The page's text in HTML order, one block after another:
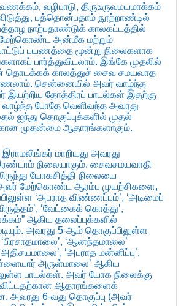
வழிபாடு, திருஉருவமயமாக்கம்
பத்தொன்பதாம் நூற்றாண்டில்
நாற்பதாண்டுக் காலகட்டத்தில்
மேற்கொண்ட அன்மீக மற்றும்
பயணத்தை மூன்று நிலைகளாக
பார்த்துவிடலாம். இங்கே முதலில்
தொடக்கக் காலத்துச் சைவ சமயவாத
சென்னையில் அவர் வாழ்ந்த
இயற்றிய தோத்திரப் பாடல்கள் இதற்கு
போதே வெளிவந்த அவரது
ஐந்து தொகுப்புக்களில் முதல்
முதன்மை ஆதாரங்களாகும்.
மாறியது அவரது
நிலையாகும். சைவசமயவாதி
யோகசித்தி நிலையை
மேற்கொண்ட ஆரம்ப முயற்சிகளை,
‘அபராத விண்ணப்பம்’, ‘அடிமைப்
‘வேட்கைக் கொத்து’,
ஆகிய தலைப்புக்களில்
அவரது 5-ஆம் தொகுப்பிலுள்ள
‘ஆனந்தமாலை’
‘அபராத மன்னிப்பு’.
அருள்மாலை’ ஆகிய
பாடல்கள். அவர் யோக நிலைக்கு
ஆதாரங்களைக்
6-வது தொகுப்பு (அவர்